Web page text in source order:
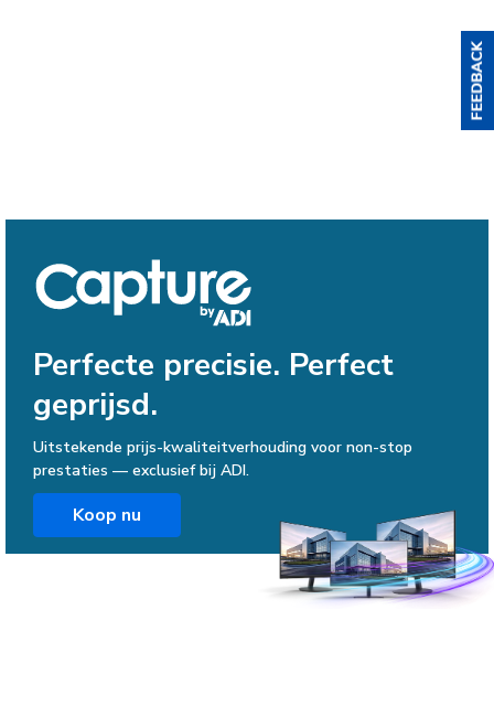
Perfecte precisie. Perfect
geprijsd.
Uitstekende prijs-kwaliteitverhouding voor non-stop
prestaties — exclusief bij ADI.
Koop nu